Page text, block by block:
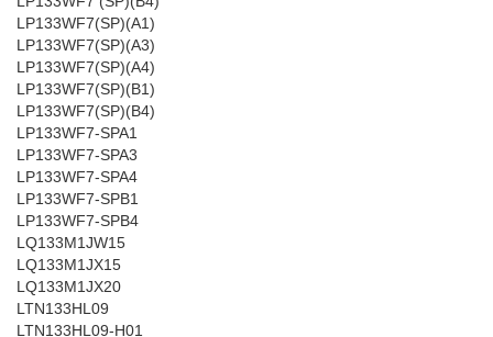
LP133WF7(SP)(A1)
LP133WF7(SP)(A3)
LP133WF7(SP)(A4)
LP133WF7(SP)(B1)
LP133WF7(SP)(B4)
LP133WF7-SPA1
LP133WF7-SPA3
LP133WF7-SPA4
LP133WF7-SPB1
LP133WF7-SPB4
LQ133M1JW15
LQ133M1JX15
LQ133M1JX20
LTN133HL09
LTN133HL09-H01